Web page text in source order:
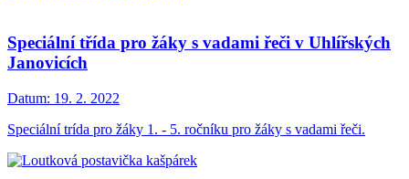
Speciální třída pro žáky s vadami řeči v Uhlířských
Janovicích
Datum: 19. 2. 2022
Speciální trída pro žáky 1. - 5. ročníku pro žáky s vadami řeči.